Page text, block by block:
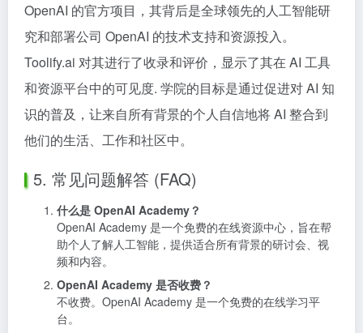
OpenAI 的官方项目，其背后是全球领先的人工智能研
究和部署公司 OpenAI 的技术支持和资源投入。
Toolify.ai 对其进行了收录和评价，显示了其在 AI 工具
和资源平台中的可见度. 学院的目标是通过促进对 AI 知
识的普及，让来自所有背景的个人自信地将 AI 整合到
他们的生活、工作和社区中。
5. 常见问题解答 (FAQ)
什么是 OpenAI Academy？
OpenAI Academy 是一个免费的在线资源中心，旨在帮
助个人了解人工智能，提供适合所有背景的研讨会、视
频和内容。
OpenAI Academy 是否收费？
不收费。OpenAI Academy 是一个免费的在线学习平
台。